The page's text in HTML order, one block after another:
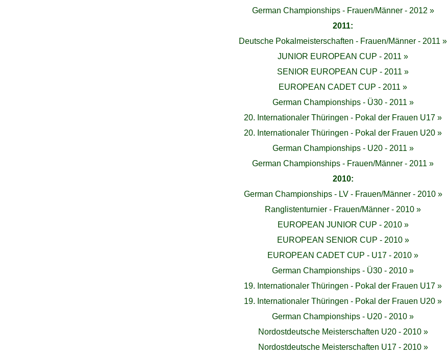
German Championships - Frauen/Männer - 2012 »
2011:
Deutsche Pokalmeisterschaften - Frauen/Männer - 2011 »
JUNIOR EUROPEAN CUP - 2011 »
SENIOR EUROPEAN CUP - 2011 »
EUROPEAN CADET CUP - 2011 »
German Championships - Ü30 - 2011 »
20. Internationaler Thüringen - Pokal der Frauen U17 »
20. Internationaler Thüringen - Pokal der Frauen U20 »
German Championships - U20 - 2011 »
German Championships - Frauen/Männer - 2011 »
2010:
German Championships - LV - Frauen/Männer - 2010 »
Ranglistenturnier - Frauen/Männer - 2010 »
EUROPEAN JUNIOR CUP - 2010 »
EUROPEAN SENIOR CUP - 2010 »
EUROPEAN CADET CUP - U17 - 2010 »
German Championships - Ü30 - 2010 »
19. Internationaler Thüringen - Pokal der Frauen U17 »
19. Internationaler Thüringen - Pokal der Frauen U20 »
German Championships - U20 - 2010 »
Nordostdeutsche Meisterschaften U20 - 2010 »
Nordostdeutsche Meisterschaften U17 - 2010 »